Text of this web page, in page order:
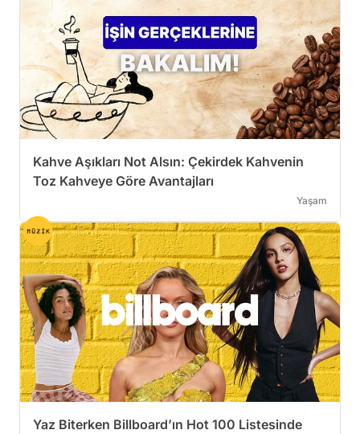
Kahve Aşıkları Not Alsın: Çekirdek Kahvenin
Toz Kahveye Göre Avantajları
Yaşam
Yaz Biterken Billboard’ın Hot 100 Listesinde